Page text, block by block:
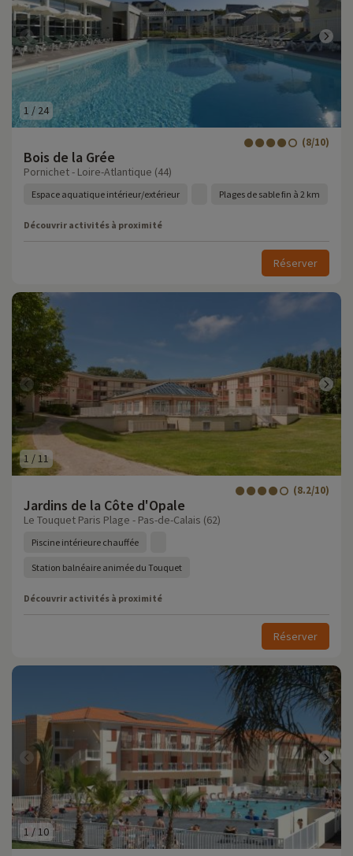
1 / 24
Bois de la Grée
(8/10)
Pornichet - Loire-Atlantique (44)
Espace aquatique intérieur/extérieur Plages de sable fin à 2 km
Découvrir activités à proximité
Réserver
1 /11
Jardins de la Côte d'Opale
(8.2/10)
Le Touquet Paris Plage - Pas-de-Calais (62)
Piscine intérieure chauffée
Station balnéaire animée du Touquet
Découvrir activités à proximité
Réserver
1 / 10